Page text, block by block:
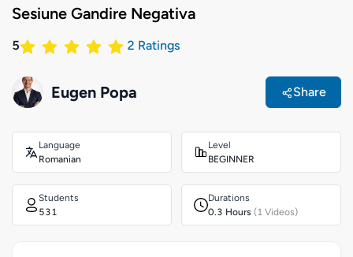
Sesiune Gandire Negativa
5 2 Ratings
Eugen Popa Share
Language
Romanian
Level
BEGINNER
Students
531
Durations
0.3 Hours (1 Videos)